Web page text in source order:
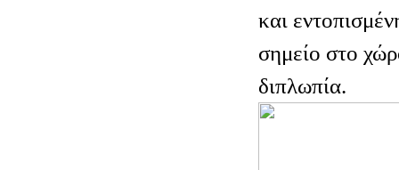
και
σημείο στο
διπλωπία.